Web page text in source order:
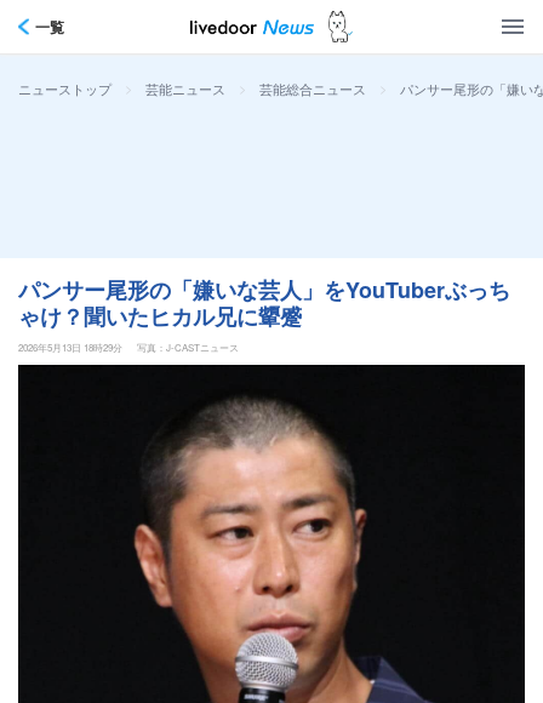
一覧
ニューストップ > 芸能ニュース > 芸能総合ニュース > パンサー尾形の「嫌い
パンサー尾形の「嫌いな芸人」をYouTuberぶっち
ゃけ？聞いたヒカル兄に顰蹙
2026年5月13日 18時29分 写真：J-CASTニュース